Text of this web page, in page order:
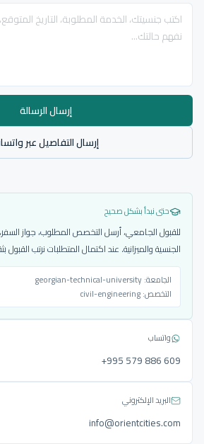
إرسال الرسالة
إرسال التفاصيل عبر
حتى نبدأ بشكل صحيح
للقبول الجامعي، أرسل التخصص المطلوب، جواز السفر،
الجنسية والميزانية. عند اكتمال المتطلبات نرتب
الجامعة:georgian-technical-university
التخصص:civil-engineering
واتساب
‎+995 579 886 609
البريد الإلكتروني
info@orientcities.com